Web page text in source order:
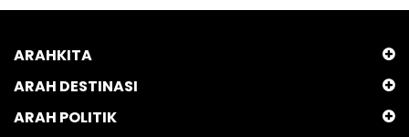
ARAHKITA
ARAH DESTINASI
ARAH POLITIK